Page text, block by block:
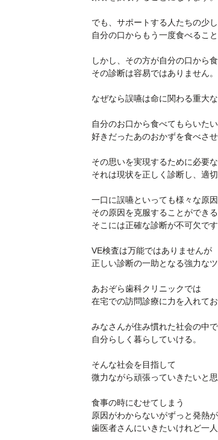
でも、サポートする人たちの少
自分の口からもう一度食べるこ
しかし、その方が自分の口から
その診断は容易ではありません。
なぜなら誤嚥は命に関わる重大
自分のお口から食べてもらいたい
好きだったあのおかずを食べさせ
その思いを実現するために必要な
それは現状を正しく診断し、適
一口に誤嚥といっても様々な原
その原因を克服することができる
そこには正確な診断が不可欠です
VE検査は万能ではありませんが
正しい診断の一助となる強力なツ
あおぞら歯科クリニックでは
在宅での訪問診療に力を入れてお
みなさんが住み慣れた社会の中で
自分らしく暮らしていける。
そんな社会を目指して
微力ながら頑張っていきたいと思
食事の時にむせてしまう
原因がわからないがずっと発熱
歯医者さんにいきたいけれど一